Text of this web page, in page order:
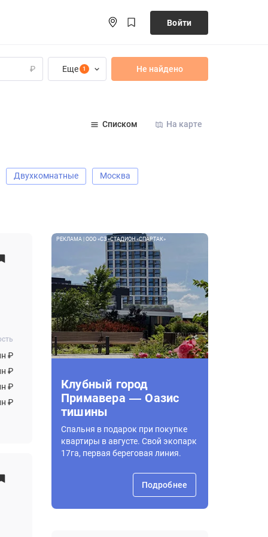
Войти
₽ Еще 1 Не найдено
Списком На карте
Двухкомнатные Москва
₽
₽
₽
₽
РЕКЛАМА | ООО «СЗ «СТАДИОН «СПАРТАК»
Клубный город
Примавера — Оазис
тишины
Спальня в подарок при покупке
квартиры в августе. Свой экопарк
17га, первая береговая линия.
Подробнее